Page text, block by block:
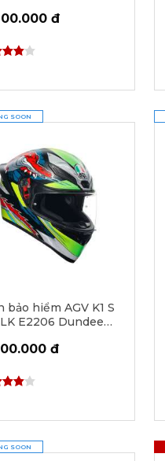
đ
SOON
bảo hiểm AGV K1 S
E2206 Dundee
đ
SOON